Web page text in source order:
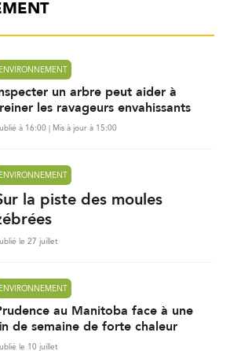
ENVIRONNEMENT
un arbre peut aider à
les ravageurs envahissants
à 16:00 | Mis à jour à 15:00
ENVIRONNEMENT
la piste des moules
le 27 juillet
ENVIRONNEMENT
au Manitoba face à une
de semaine de forte chaleur
le 10 juillet